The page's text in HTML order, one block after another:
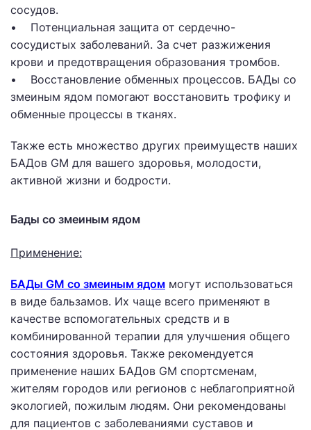
сосудов.
• Потенциальная защита от сердечно-
сосудистых заболеваний. За счет разжижения
крови и предотвращения образования тромбов.
• Восстановление обменных процессов. БАДы со
змеиным ядом помогают восстановить трофику и
обменные процессы в тканях.
Также есть множество других преимуществ наших
БАДов GM для вашего здоровья, молодости,
активной жизни и бодрости.
Бады со змеиным ядом
Применение:
БАДы GM со змеиным ядом могут использоваться
в виде бальзамов. Их чаще всего применяют в
качестве вспомогательных средств и в
комбинированной терапии для улучшения общего
состояния здоровья. Также рекомендуется
применение наших БАДов GM спортсменам,
жителям городов или регионов с неблагоприятной
экологией, пожилым людям. Они рекомендованы
для пациентов с заболеваниями суставов и